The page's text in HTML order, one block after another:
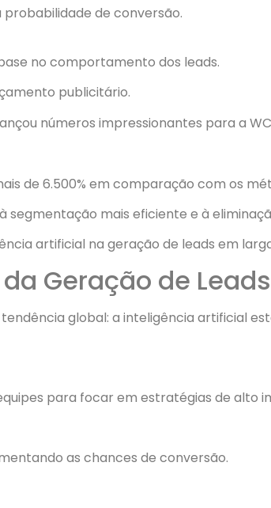
de conversão.
no comportamento dos leads.
publicitário.
números impressionantes para a
de 6.500% em comparação com os
segmentação mais eficiente e à
artificial na geração de leads em
Geração de
global: a inteligência artificial
para focar em estratégias de alto
as chances de conversão.